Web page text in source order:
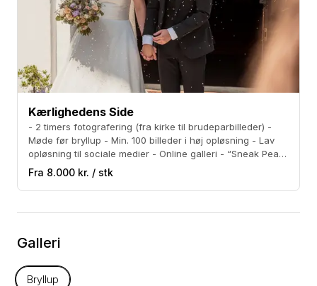
Kærlighedens Side
- 2 timers fotografering (fra kirke til brudeparbilleder) -
Møde før bryllup - Min. 100 billeder i høj opløsning - Lav
opløsning til sociale medier - Online galleri - “Sneak Peak”
á 10 billeder indenfor 1 uge.
Fra 8.000 kr. / stk
Galleri
Bryllup